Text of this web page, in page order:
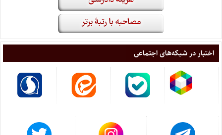
اختبار در شبکه‌های اجتماعی